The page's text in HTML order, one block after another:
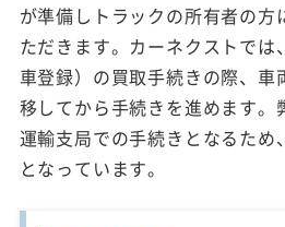
が準備しトラックの所有者の方
ただきます。カーネクストでは
車登録）の買取手続きの際、車
移してから手続きを進めます。
運輸支局での手続きとなるため
となっています。